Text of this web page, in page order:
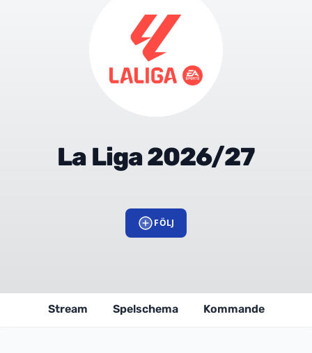
La Liga 2026/27
FÖLJ
Stream Spelschema Kommande